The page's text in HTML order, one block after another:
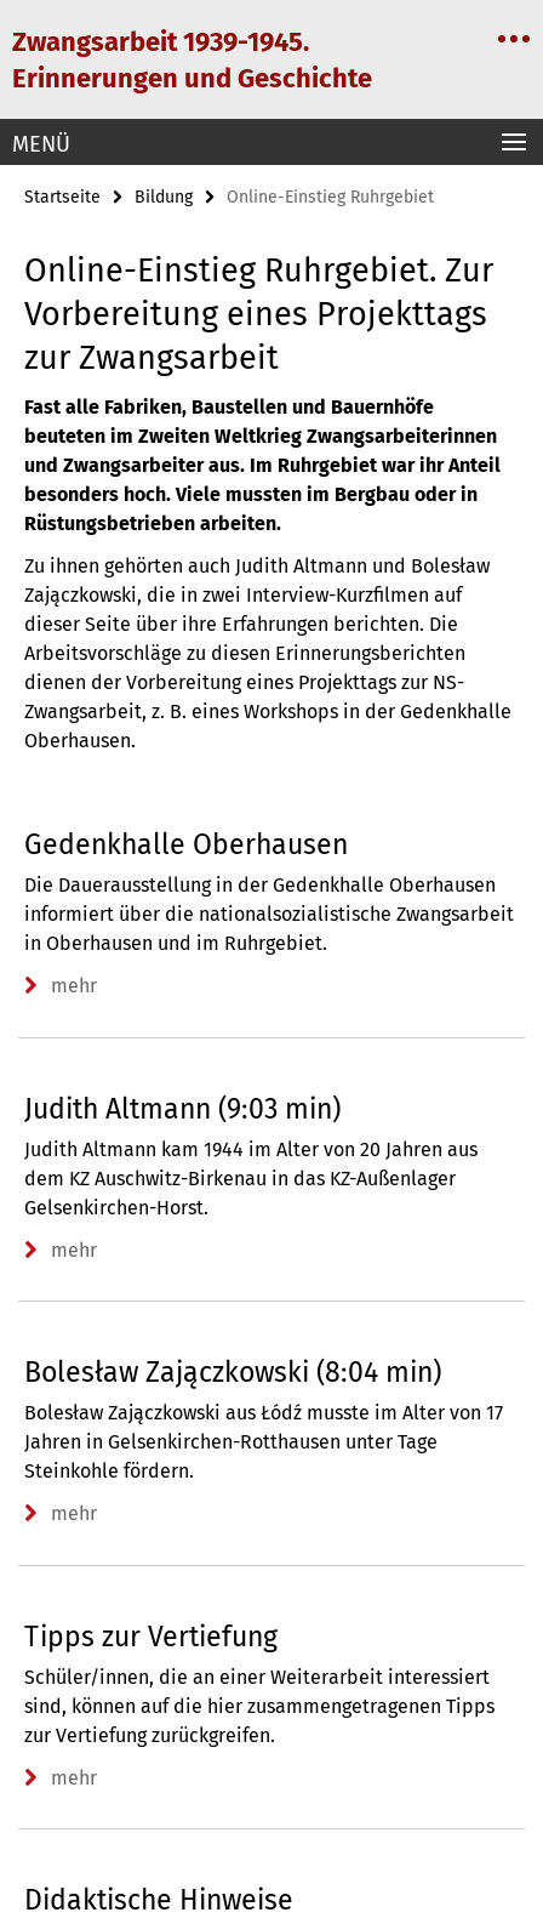
direkt
zu
Zwangsarbeit 1939-1945.
Erinnerungen und Geschichte
Service-
Navigation
MENÜ
Startseite Bildung Online-Einstieg Ruhrgebiet
Online-Einstieg Ruhrgebiet. Zur
Vorbereitung eines Projekttags
zur Zwangsarbeit
Fast alle Fabriken, Baustellen und Bauernhöfe
beuteten im Zweiten Weltkrieg Zwangsarbeiterinnen
und Zwangsarbeiter aus. Im Ruhrgebiet war ihr Anteil
besonders hoch. Viele mussten im Bergbau oder in
Rüstungsbetrieben arbeiten.
Zu ihnen gehörten auch Judith Altmann und Bolesław
Zajączkowski, die in zwei Interview-Kurzfilmen auf
dieser Seite über ihre Erfahrungen berichten. Die
Arbeitsvorschläge zu diesen Erinnerungsberichten
dienen der Vorbereitung eines Projekttags zur NS-
Zwangsarbeit, z. B. eines Workshops in der Gedenkhalle
Oberhausen.
Gedenkhalle Oberhausen
Die Dauerausstellung in der Gedenkhalle Oberhausen
informiert über die nationalsozialistische Zwangsarbeit
in Oberhausen und im Ruhrgebiet.
mehr
Judith Altmann (9:03 min)
Judith Altmann kam 1944 im Alter von 20 Jahren aus
dem KZ Auschwitz-Birkenau in das KZ-Außenlager
Gelsenkirchen-Horst.
mehr
Bolesław Zajączkowski (8:04 min)
Bolesław Zajączkowski aus Łódź musste im Alter von 17
Jahren in Gelsenkirchen-Rotthausen unter Tage
Steinkohle fördern.
mehr
Tipps zur Vertiefung
Schüler/innen, die an einer Weiterarbeit interessiert
sind, können auf die hier zusammengetragenen Tipps
zur Vertiefung zurückgreifen.
mehr
Didaktische Hinweise